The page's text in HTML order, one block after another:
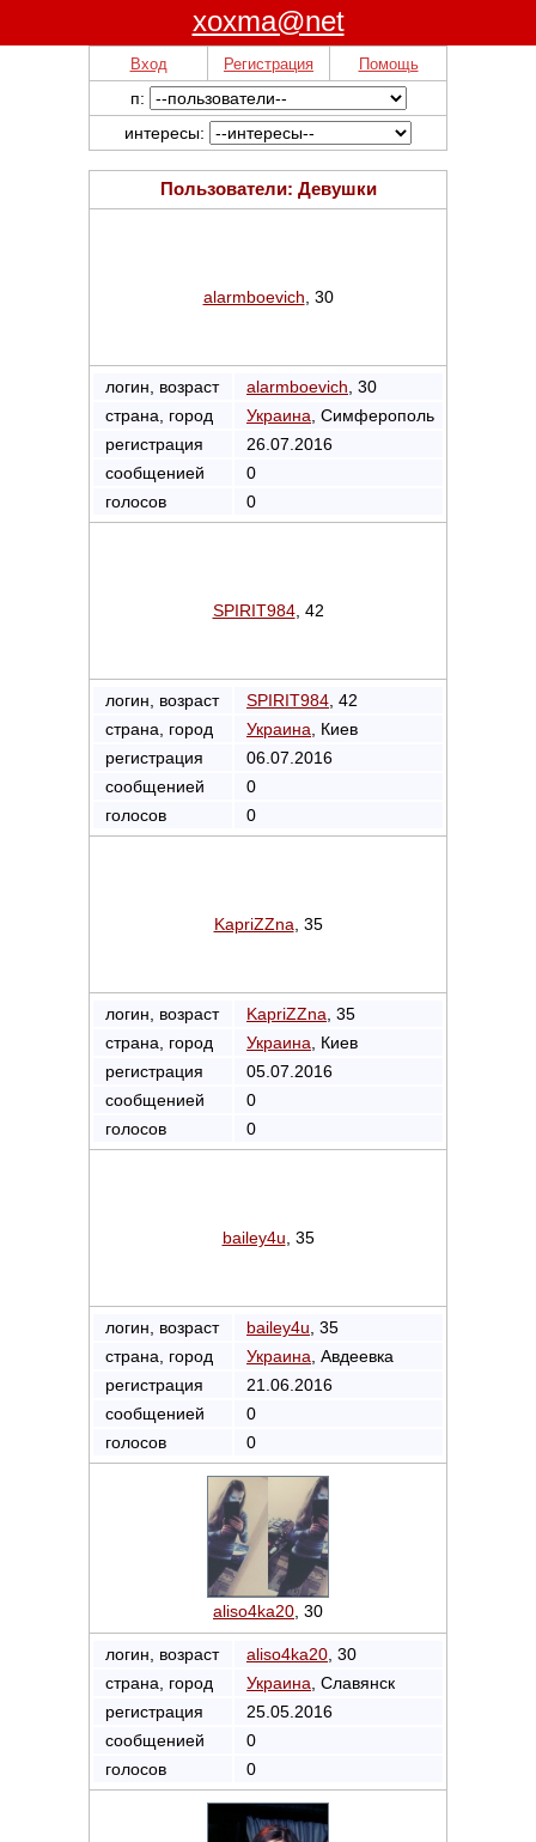
xoxma@net
Вход Регистрация Помощь
п:
интересы:
Пользователи: Девушки
alarmboevich , 30
логин, возраст alarmboevich , 30
страна, город
Украина , Симферополь
регистрация
26.07.2016
сообщенией
0
голосов
0
SPIRIT984, 42
логин, возраст SPIRIT984 , 42
страна, город
Украина , Киев
регистрация
06.07.2016
сообщенией
0
голосов
0
KapriZZna , 35
логин, возраст KapriZZna , 35
страна, город
Украина , Киев
регистрация
05.07.2016
сообщенией
0
голосов
0
bailey4u , 35
логин, возраст bailey4u , 35
страна, город
Украина , Авдеевка
регистрация
21.06.2016
сообщенией
0
голосов
0
aliso4ka20 , 30
логин, возраст aliso4ka20 , 30
страна, город
Украина , Славянск
регистрация
25.05.2016
сообщенией
0
голосов
0